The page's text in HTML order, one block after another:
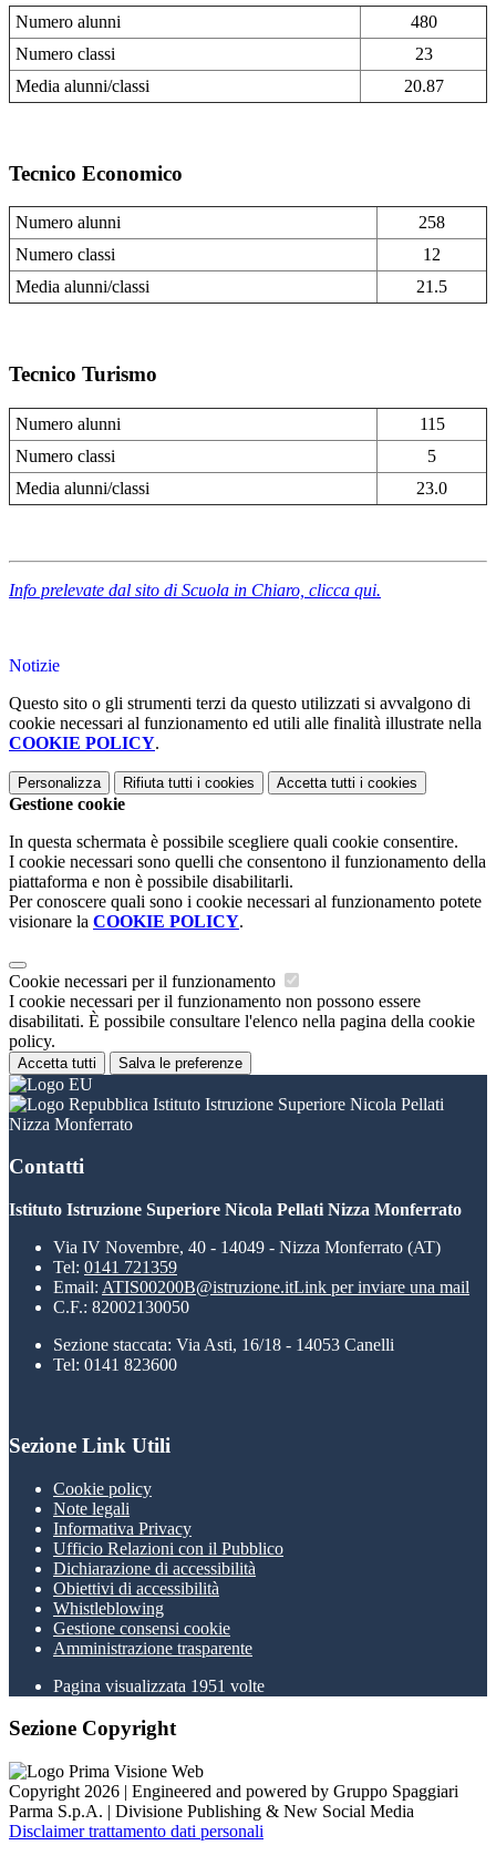
Numero alunni
480
Numero classi
23
Media alunni/classi
20.87
Tecnico Economico
Numero alunni
258
Numero classi
12
Media alunni/classi
21.5
Tecnico Turismo
Numero alunni
115
Numero classi
5
Media alunni/classi
23.0
Info prelevate dal sito di Scuola in Chiaro, clicca qui.
Notizie
Questo sito o gli strumenti terzi da questo utilizzati si avvalgono di
cookie necessari al funzionamento ed utili alle finalità illustrate nella
COOKIE POLICY.
Personalizza Rifiuta tutti i cookies Accetta tutti i cookies
Gestione cookie
In questa schermata è possibile scegliere quali cookie consentire.
I cookie necessari sono quelli che consentono il funzionamento della
piattaforma e non è possibile disabilitarli.
Per conoscere quali sono i cookie necessari al funzionamento potete
visionare la COOKIE POLICY.
Cookie necessari per il funzionamento
I cookie necessari per il funzionamento non possono essere
disabilitati. È possibile consultare l'elenco nella pagina della cookie
policy.
Accetta tutti Salva le preferenze
Istituto Istruzione Superiore Nicola Pellati
Nizza Monferrato
Contatti
Istituto Istruzione Superiore Nicola Pellati Nizza Monferrato
Via IV Novembre, 40 - 14049 - Nizza Monferrato (AT)
Tel: 0141 721359
Email: ATIS00200B@istruzione.itLink per inviare una mail
C.F.: 82002130050
Sezione staccata: Via Asti, 16/18 - 14053 Canelli
Tel: 0141 823600
Sezione Link Utili
Cookie policy
Note legali
Informativa Privacy
Ufficio Relazioni con il Pubblico
Dichiarazione di accessibilità
Obiettivi di accessibilità
Whistleblowing
Gestione consensi cookie
Amministrazione trasparente
Pagina visualizzata 1951 volte
Sezione Copyright
Copyright 2026 | Engineered and powered by Gruppo Spaggiari
Parma S.p.A. | Divisione Publishing & New Social Media
Disclaimer trattamento dati personali